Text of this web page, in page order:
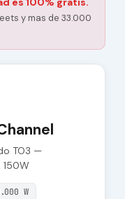
y mas de 33.000
TO3 —
150W
W